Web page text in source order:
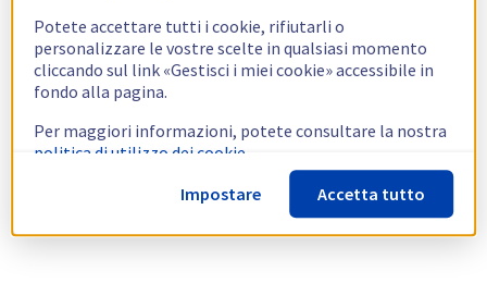
Potete accettare tutti i cookie, rifiutarli o
personalizzare le vostre scelte in qualsiasi momento
cliccando sul link «Gestisci i miei cookie» accessibile in
fondo alla pagina.
Per maggiori informazioni, potete consultare la nostra
politica di utilizzo dei cookie.
Impostare
Accetta tutto